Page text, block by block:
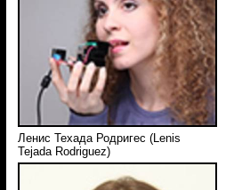
Ленис Техада Родригес (Lenis
Tejada Rodriguez)